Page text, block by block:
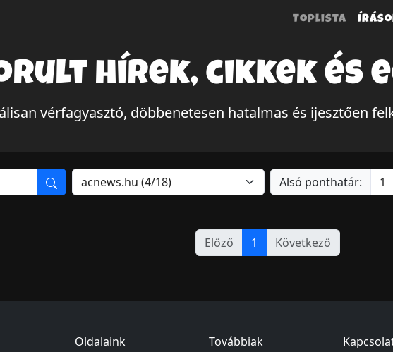
Toplista
hírek, cikkek és
vérfagyasztó, döbbenetesen hatalmas és ijesztően
Alsó ponthatár:
Előző 1 Következő
Oldalaink
Továbbiak